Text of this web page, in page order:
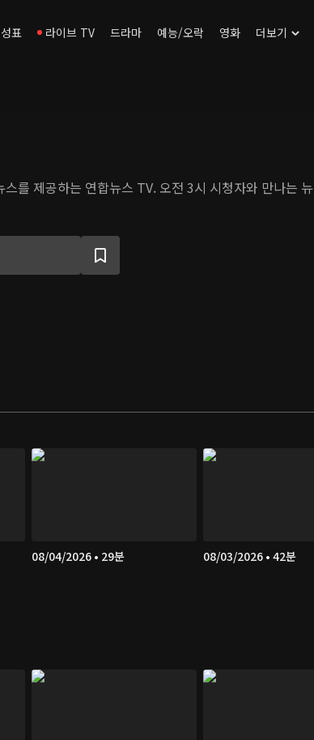
표 라이브 TV 드라마 예능/오락 영화 더보기
를 제공하는 연합뉴스 TV. 오전 3시 시청자와 만나는 뉴
08/04/2026 • 29분 08/03/2026 • 42분